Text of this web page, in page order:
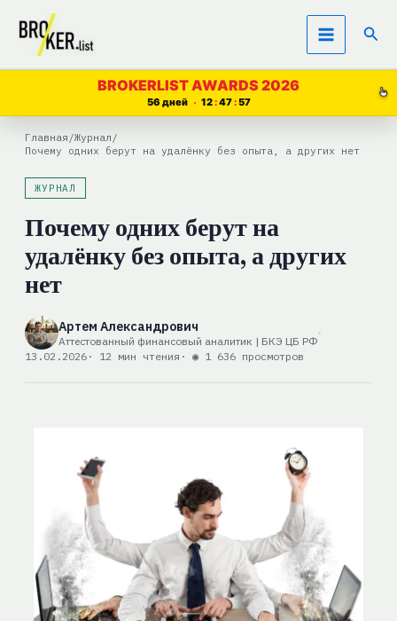
Перейти
содержимому
BROKERLIST AWARDS 2026
56 дней 12 47 56
Главная /Журнал /
Почему одних берут на удалёнку без опыта, а других нет
ЖУРНАЛ
Почему одних берут на
удалёнку без опыта, а других
нет
Артем Александрович
Аттестованный финансовый аналитик | БКЭ ЦБ РФ
13.02.2026· 12 мин чтения · ◉ 1 636 просмотров